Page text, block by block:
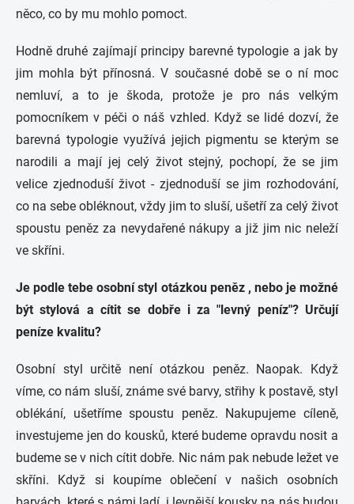
něco, co by mu mohlo pomoct.
Hodně druhé zajímají principy barevné typologie a jak by
jim mohla být přínosná. V současné době se o ní moc
nemluví, a to je škoda, protože je pro nás velkým
pomocníkem v péči o náš vzhled. Když se lidé dozví, že
barevná typologie využívá jejich pigmentu se kterým se
narodili a mají jej celý život stejný, pochopí, že se jim
velice zjednoduší život - zjednoduší se jim rozhodování,
co na sebe obléknout, vždy jim to sluší, ušetří za celý život
spoustu peněz za nevydařené nákupy a již jim nic neleží
ve skříni.
Je podle tebe osobní styl otázkou peněz , nebo je možné
být stylová a cítit se dobře i za "levný peníz"? Určují
peníze kvalitu?
Osobní styl určitě není otázkou peněz. Naopak. Když
víme, co nám sluší, známe své barvy, střihy k postavě, styl
oblékání, ušetříme spoustu peněz. Nakupujeme cíleně,
investujeme jen do kousků, které budeme opravdu nosit a
budeme se v nich cítit dobře. Nic nám pak nebude ležet ve
skříni. Když si koupíme oblečení v našich osobních